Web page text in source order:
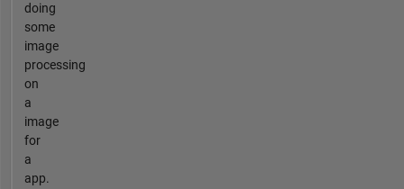
doing
some
image
processing
on
a
image
for
a
app.